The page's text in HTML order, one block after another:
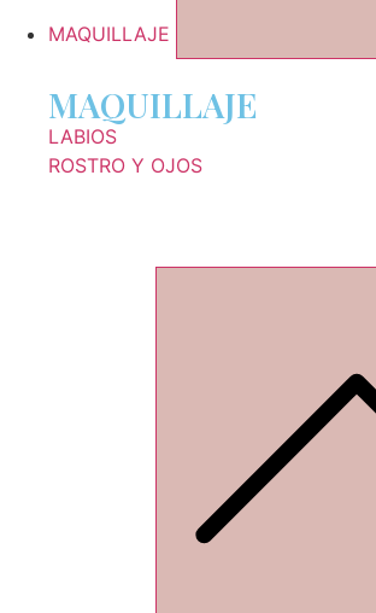
MAQUILLAJE
MAQUILLAJE
LABIOS
ROSTRO Y OJOS